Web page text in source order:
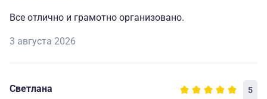
Все отлично и грамотно организовано.
3 августа 2026
Светлана 5